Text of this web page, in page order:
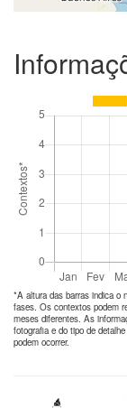
*A altura das barras indica o
fases. Os contextos podem
meses diferentes. As
fotografia e do tipo de
podem ocorrer.